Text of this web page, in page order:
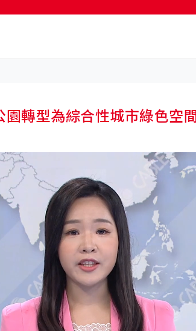
轉型為綜合性城市綠色空間